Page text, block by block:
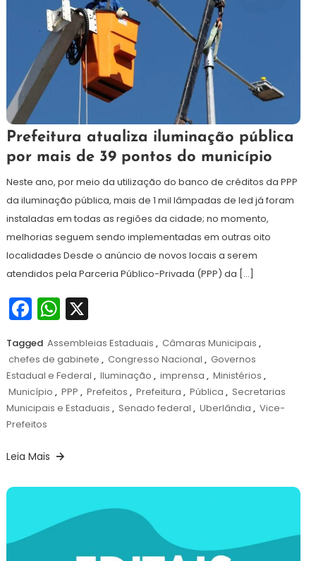
23
julho
de
Redação
Prefeitura atualiza iluminação pública
por mais de 39 pontos do município
Neste ano, por meio da utilização do banco de créditos da PPP
da iluminação pública, mais de 1 mil lâmpadas de led já foram
instaladas em todas as regiões da cidade; no momento,
melhorias seguem sendo implementadas em outras oito
localidades Desde o anúncio de novos locais a serem
atendidos pela Parceria Público-Privada (PPP) da […]
Facebook
WhatsApp
X
Tagged Assembleias Estaduais , Câmaras Municipais ,
chefes de gabinete , Congresso Nacional , Governos
Estadual e Federal , Iluminação , imprensa , Ministérios ,
Município , PPP , Prefeitos , Prefeitura , Pública , Secretarias
Municipais e Estaduais , Senado federal , Uberlândia , Vice-
Prefeitos
Leia Mais